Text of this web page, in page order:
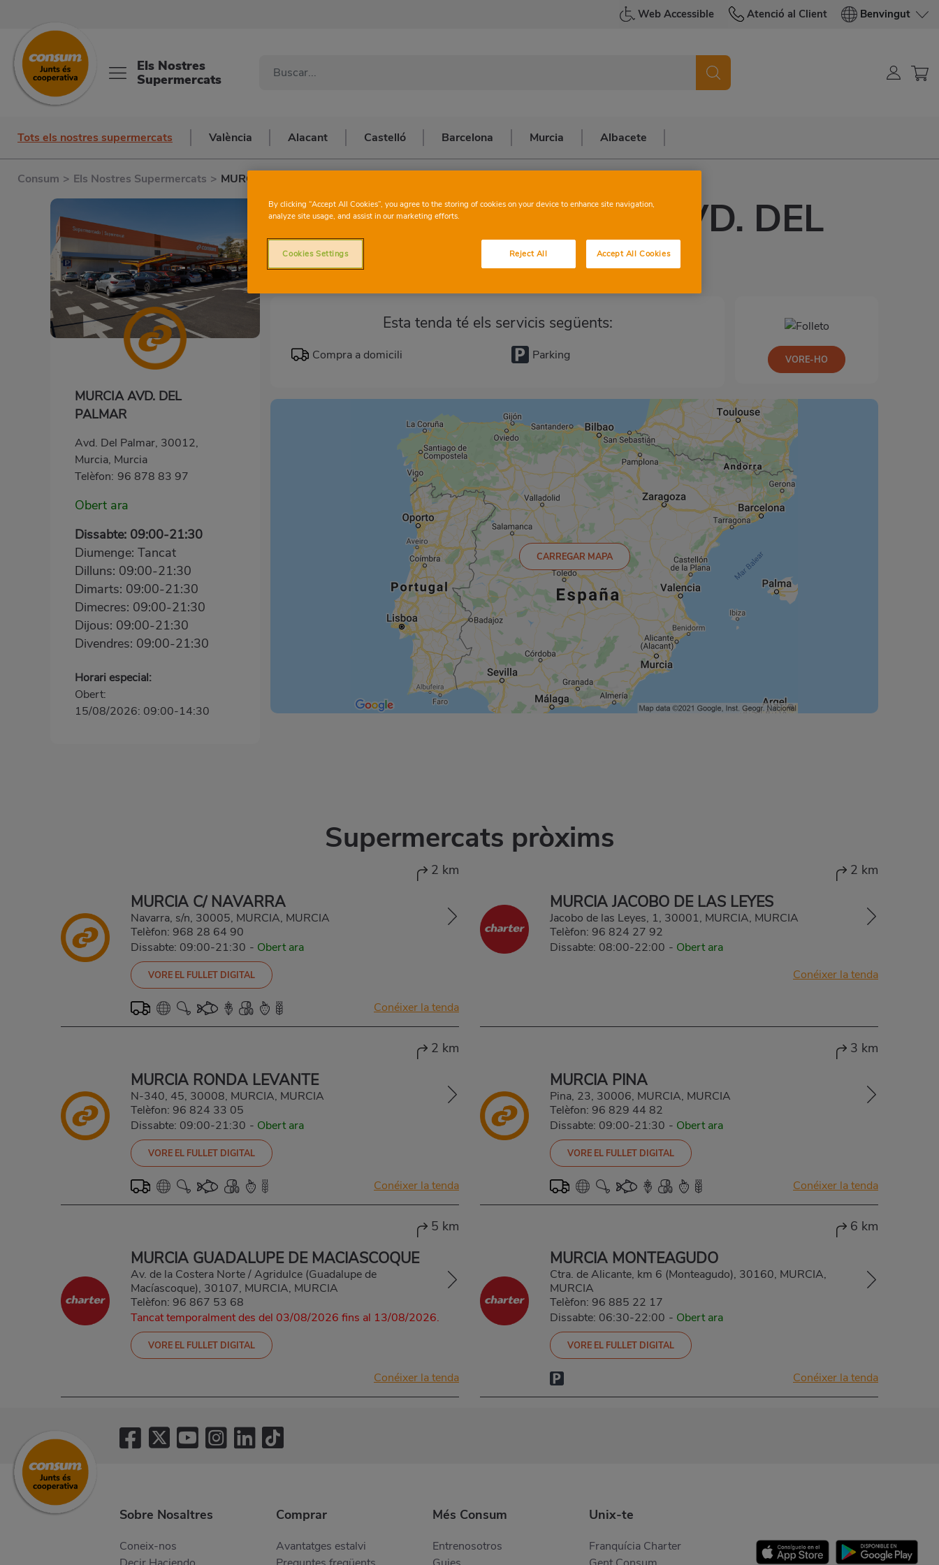
Web Accessible Atenció al Client Benvingut
Els Nostres
Supermercats
Tots els nostres supermercats València Alacant Castelló Barcelona Murcia Albacete
Consum > Els Nostres Supermercats > MURCIA AVD. DEL PALMAR
MURCIA AVD. DEL
PALMAR
Avd. Del Palmar, 30012,
Murcia, Murcia
Telèfon: 96 878 83 97
Obert ara
Dissabte: 09:00-21:30
Diumenge: Tancat
Dilluns: 09:00-21:30
Dimarts: 09:00-21:30
Dimecres: 09:00-21:30
Dijous: 09:00-21:30
Divendres: 09:00-21:30
Horari especial:
Obert:
15/08/2026: 09:00-14:30
CONSUMMURCIA AVD. DEL
PALMAR
Esta tenda té els servicis següents:
Compra a domicili Parking VORE-HO
CARREGAR MAPA
Supermercats pròxims
2 km
MURCIA C/ NAVARRA
Navarra, s/n, 30005, MURCIA, MURCIA
Telèfon: 968 28 64 90
Dissabte: 09:00-21:30 - Obert ara
VORE EL FULLET DIGITAL
Conéixer la tenda
2 km
MURCIA JACOBO DE LAS LEYES
Jacobo de las Leyes, 1, 30001, MURCIA, MURCIA
Telèfon: 96 824 27 92
Dissabte: 08:00-22:00 - Obert ara
Conéixer la tenda
2 km
MURCIA RONDA LEVANTE
N-340, 45, 30008, MURCIA, MURCIA
Telèfon: 96 824 33 05
Dissabte: 09:00-21:30 - Obert ara
VORE EL FULLET DIGITAL
Conéixer la tenda
3 km
MURCIA PINA
Pina, 23, 30006, MURCIA, MURCIA
Telèfon: 96 829 44 82
Dissabte: 09:00-21:30 - Obert ara
VORE EL FULLET DIGITAL
Conéixer la tenda
5 km
MURCIA GUADALUPE DE MACIASCOQUE
Av. de la Costera Norte / Agridulce (Guadalupe de
Macíascoque), 30107, MURCIA, MURCIA
Telèfon: 96 867 53 68
Tancat temporalment des del 03/08/2026 fins al 13/08/2026.
VORE EL FULLET DIGITAL
Conéixer la tenda
6 km
MURCIA MONTEAGUDO
Ctra. de Alicante, km 6 (Monteagudo), 30160, MURCIA,
MURCIA
Telèfon: 96 885 22 17
Dissabte: 06:30-22:00 - Obert ara
VORE EL FULLET DIGITAL
Conéixer la tenda
Sobre Nosaltres
Coneix-nos
Comprar
Avantatges estalvi
Més Consum
Entrenosotros
Unix-te
Franquícia Charter
By clicking “Accept All Cookies”, you agree to the storing of cookies on your device to enhance site navigation,
analyze site usage, and assist in our marketing efforts.
Reject All Accept All Cookies
Cookies Settings